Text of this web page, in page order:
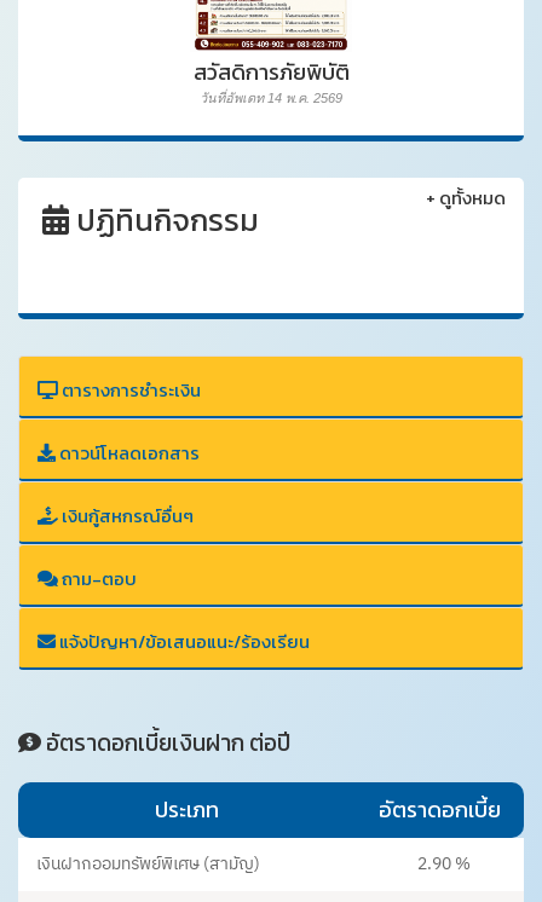
สวัสดิการภัยพิบัติ
วันที่อัพเดท 14 พ.ค. 2569
ปฏิทินกิจกรรม + ดูทั้งหมด
ตารางการชำระเงิน
ดาวน์โหลดเอกสาร
เงินกู้สหกรณ์อื่นๆ
ถาม-ตอบ
แจ้งปัญหา/ข้อเสนอแนะ/ร้องเรียน
อัตราดอกเบี้ยเงินฝาก ต่อปี
ประเภท อัตราดอกเบี้ย
เงินฝากออมทรัพย์พิเศษ (สามัญ)
2.90 %